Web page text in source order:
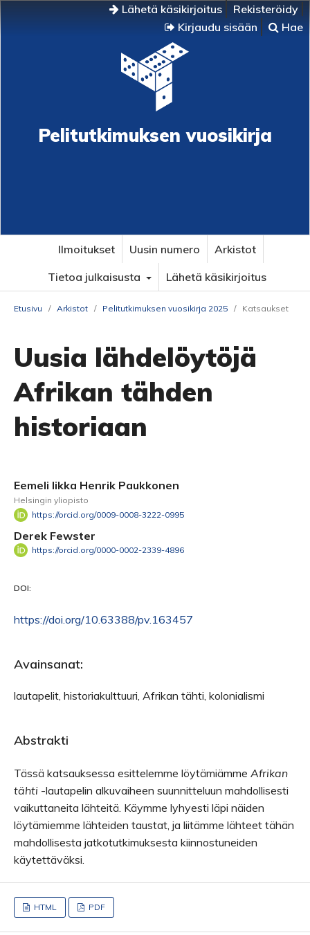
Lähetä käsikirjoitus
Rekisteröidy
Kirjaudu sisään
Hae
Pelitutkimuksen vuosikirja
Ilmoitukset Uusin numero
Arkistot
Tietoa julkaisusta
Lähetä käsikirjoitus
Etusivu / Arkistot / Pelitutkimuksen vuosikirja 2025 / Katsaukset
Uusia lähdelöytöjä
Afrikan tähden
historiaan
Eemeli Iikka Henrik Paukkonen
Helsingin yliopisto
https://orcid.org/0009-0008-3222-0995
Derek Fewster
https://orcid.org/0000-0002-2339-4896
DOI:
https://doi.org/10.63388/pv.163457
Avainsanat:
lautapelit, historiakulttuuri, Afrikan tähti, kolonialismi
Abstrakti
Tässä katsauksessa esittelemme löytämiämme Afrikan
tähti -lautapelin alkuvaiheen suunnitteluun mahdollisesti
vaikuttaneita lähteitä. Käymme lyhyesti läpi näiden
löytämiemme lähteiden taustat, ja liitämme lähteet tähän
mahdollisesta jatkotutkimuksesta kiinnostuneiden
käytettäväksi.
HTML PDF